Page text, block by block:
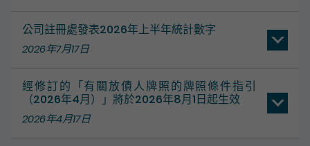
公司註冊處發表2026年上半年統計數字
2026年7月17日
經修訂的「有關放債人牌照的牌照條件指引
（2026年4月）」將於2026年8月1日起生效
2026年4月17日